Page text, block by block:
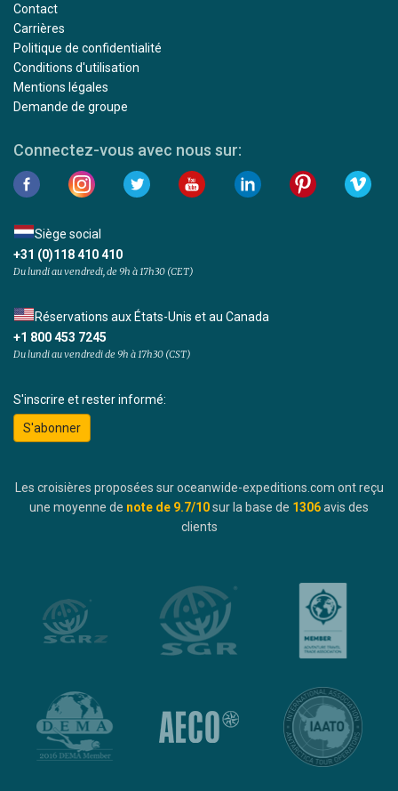
Contact
Carrières
Politique de confidentialité
Conditions d'utilisation
Mentions légales
Demande de groupe
Connectez-vous avec nous sur:
Siège social
+31 (0)118 410 410
Du lundi au vendredi, de 9h à 17h30 (CET)
Réservations aux États-Unis et au Canada
+1 800 453 7245
Du lundi au vendredi de 9h à 17h30 (CST)
S'inscrire et rester informé:
S'abonner
Les croisières proposées sur oceanwide-expeditions.com ont reçu
une moyenne de note de 9.7/10sur la base de 1306avis des
clients